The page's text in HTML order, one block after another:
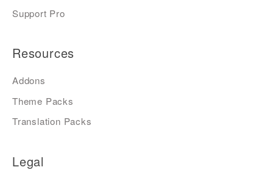
Support Pro
Resources
Addons
Theme Packs
Translation Packs
Legal